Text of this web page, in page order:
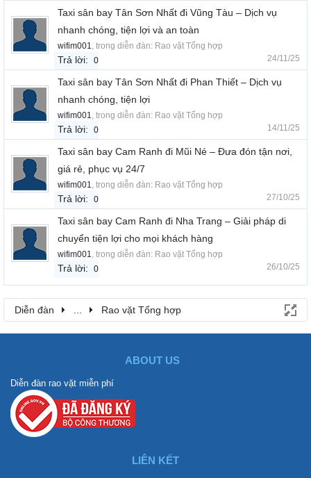
Taxi sân bay Tân Sơn Nhất đi Vũng Tàu – Dịch vụ
nhanh chóng, tiện lợi và an toàn
wifim001, trong diễn đàn: Rao vặt Tổng hợp
Trả lời: 0 24/11/25
Taxi sân bay Tân Sơn Nhất đi Phan Thiết – Dịch vụ
nhanh chóng, tiện lợi
wifim001, trong diễn đàn: Rao vặt Tổng hợp
Trả lời: 0 14/11/25
Taxi sân bay Cam Ranh đi Mũi Né – Đưa đón tận nơi,
giá rẻ, phục vụ 24/7
wifim001, trong diễn đàn: Rao vặt Tổng hợp
Trả lời: 0 27/10/25
Taxi sân bay Cam Ranh đi Nha Trang – Giải pháp di
chuyển tiện lợi cho mọi khách hàng
wifim001, trong diễn đàn: Rao vặt Tổng hợp
Trả lời: 0 26/10/25
Diễn đàn Rao vặt Tổng hợp
ABOUT US
Diễn đàn rao vặt miễn phí
LIÊN KẾT